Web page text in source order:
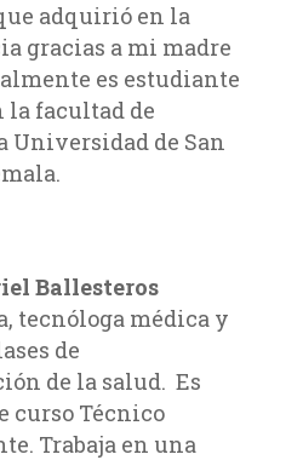
adquirió en la
gracias a mi madre
es estudiante
la facultad de
Universidad de San
Ballesteros
tecnóloga médica y
de
de la salud. Es
curso Técnico
Trabaja en una